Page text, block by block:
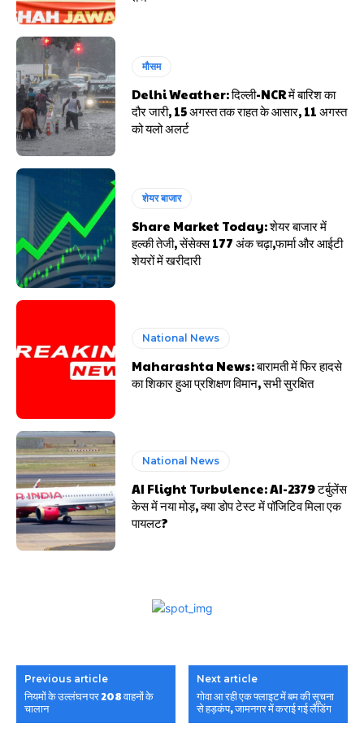
मौसम
Delhi Weather: दिल्ली-NCR में बारिश का
दौर जारी, 15 अगस्त तक राहत के आसार, 11 अगस्त
को यलो अलर्ट
शेयर बाजार
Share Market Today: शेयर बाजार में
हल्की तेजी, सेंसेक्स 177 अंक चढ़ा,फार्मा और आईटी
शेयरों में खरीदारी
National News
Maharashta News: बारामती में फिर हादसे
का शिकार हुआ प्रशिक्षण विमान, सभी सुरक्षित
National News
AI Flight Turbulence: AI-2379 टर्बुलेंस
केस में नया मोड़, क्या डोप टेस्ट में पॉजिटिव मिला एक
पायलट?
Previous article
नियमों के उल्लंघन पर 208 वाहनों के
चालान
Next article
गोवा आ रही एक फ्लाइट में बम की सूचना
से हड़कंप, जामनगर में कराई गई लैंडिंग